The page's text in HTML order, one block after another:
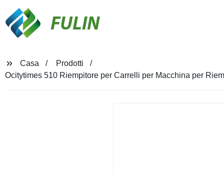
FULIN
Casa
Prodotti
Ocitytimes 510 Riempitore per Carrelli per Macchina per